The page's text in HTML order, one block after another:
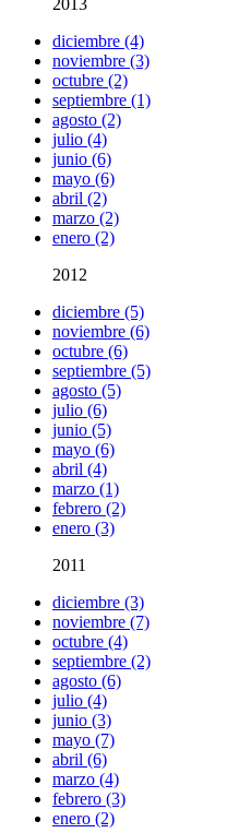
2013
diciembre (4)
noviembre (3)
octubre (2)
septiembre (1)
agosto (2)
julio (4)
junio (6)
mayo (6)
abril (2)
marzo (2)
enero (2)
2012
diciembre (5)
noviembre (6)
octubre (6)
septiembre (5)
agosto (5)
julio (6)
junio (5)
mayo (6)
abril (4)
marzo (1)
febrero (2)
enero (3)
2011
diciembre (3)
noviembre (7)
octubre (4)
septiembre (2)
agosto (6)
julio (4)
junio (3)
mayo (7)
abril (6)
marzo (4)
febrero (3)
enero (2)